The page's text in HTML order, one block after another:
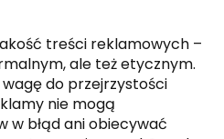
treści reklamowych –
ale też etycznym.
do przejrzystości
nie mogą
w błąd ani obiecywać